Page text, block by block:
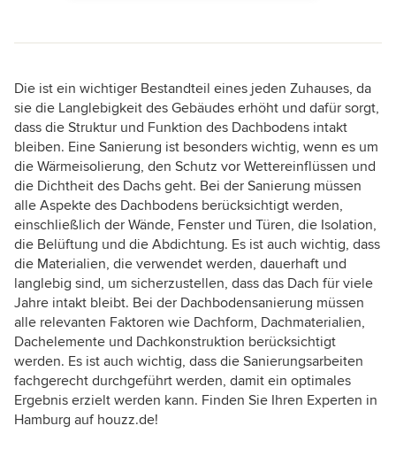
Die ist ein wichtiger Bestandteil eines jeden Zuhauses, da
sie die Langlebigkeit des Gebäudes erhöht und dafür sorgt,
dass die Struktur und Funktion des Dachbodens intakt
bleiben. Eine Sanierung ist besonders wichtig, wenn es um
die Wärmeisolierung, den Schutz vor Wettereinflüssen und
die Dichtheit des Dachs geht. Bei der Sanierung müssen
alle Aspekte des Dachbodens berücksichtigt werden,
einschließlich der Wände, Fenster und Türen, die Isolation,
die Belüftung und die Abdichtung. Es ist auch wichtig, dass
die Materialien, die verwendet werden, dauerhaft und
langlebig sind, um sicherzustellen, dass das Dach für viele
Jahre intakt bleibt. Bei der Dachbodensanierung müssen
alle relevanten Faktoren wie Dachform, Dachmaterialien,
Dachelemente und Dachkonstruktion berücksichtigt
werden. Es ist auch wichtig, dass die Sanierungsarbeiten
fachgerecht durchgeführt werden, damit ein optimales
Ergebnis erzielt werden kann. Finden Sie Ihren Experten in
Hamburg auf houzz.de!